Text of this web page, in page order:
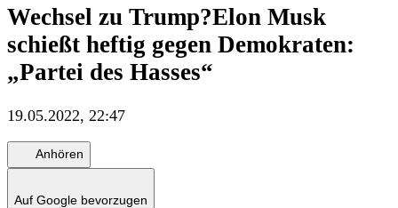
Wechsel zu Trump?Elon Musk
schießt heftig gegen Demokraten:
„Partei des Hasses“
19.05.2022, 22:47
Anhören
Auf Google bevorzugen